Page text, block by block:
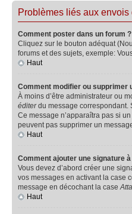
Problèmes liés aux envois
Comment poster dans un forum ?
Cliquez sur le bouton adéquat
forums et des sujets, exemple:
Haut
Comment modifier ou supprimer
À moins d’être administrateur ou
éditerdu message correspondant.
Ce message n’apparaîtra pas si
peuvent pas supprimer un
Haut
Comment ajouter une signature
Vous devez d’abord créer une
vos messages en activant la case
message en décochant la case
Haut